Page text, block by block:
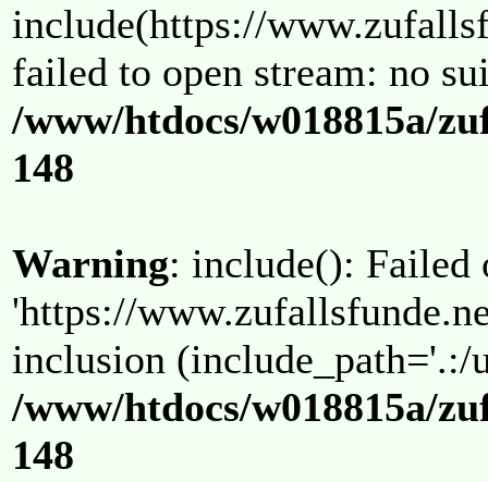
include(https://
failed to open stream: no
/www/htdocs/w018815a/
148
Warning: include(): Failed
'https://
inclusion (include_path='.:/
/www/htdocs/w018815a/
148